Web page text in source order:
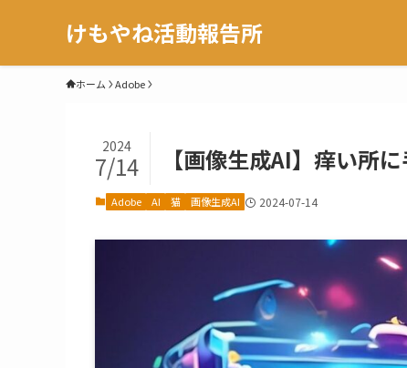
けもやね活動報告所
ホーム Adobe
【画像生成AI】痒い所
2024
7/14
Adobe AI 猫 画像生成AI 2024-07-14